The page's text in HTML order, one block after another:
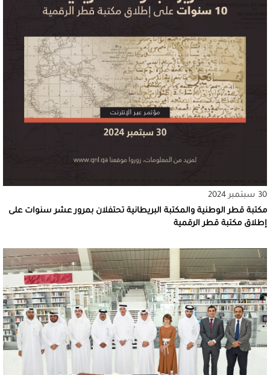
30 سبتمبر 2024
مكتبة قطر الوطنية والمكتبة البريطانية تحتفلان بمرور عشر سنوات على
إطلاق مكتبة قطر الرقمية